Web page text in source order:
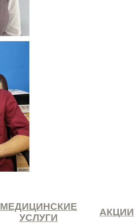
МЕДИЦИНСКИЕ
УСЛУГИ
АКЦИИ